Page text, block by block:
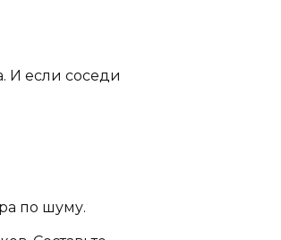
И если соседи
по шуму.